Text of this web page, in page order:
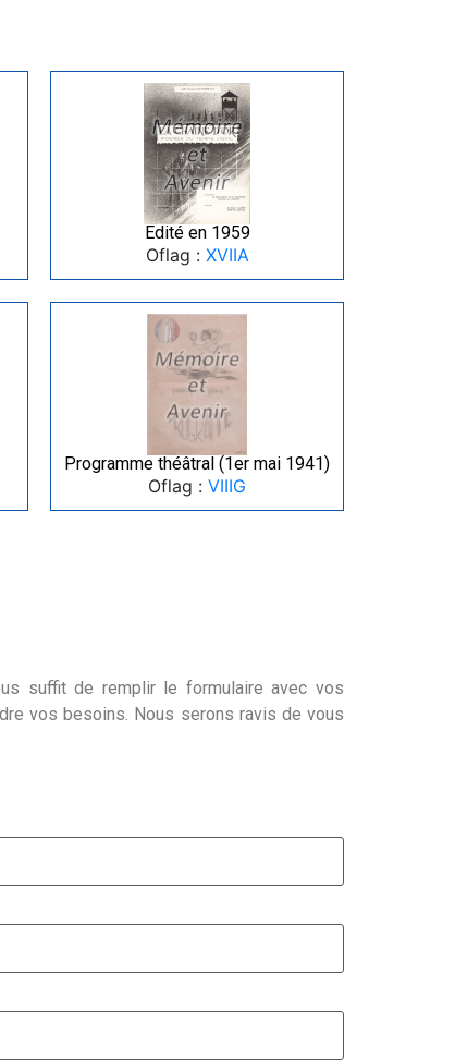
Edité en 1959
Oflag : XVIIA
Programme théâtral (1er mai 1941)
Oflag : VIIIG
suffit de remplir le formulaire avec vos
vos besoins. Nous serons ravis de vous